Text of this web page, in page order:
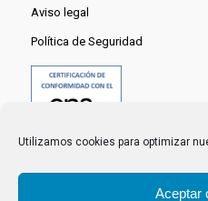
Utilizamos cookies para optimizar
Aceptar
Aviso legal
Política de Seguridad